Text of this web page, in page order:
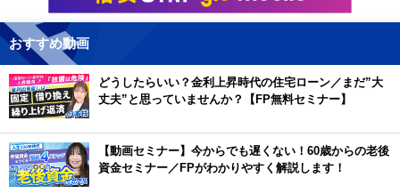
おすすめ動画
どうしたらいい？金利上昇時代の住宅ローン／まだ”大
丈夫”と思っていませんか？【FP無料セミナー】
【動画セミナー】今からでも遅くない！60歳からの老後
資金セミナー／FPがわかりやすく解説します！